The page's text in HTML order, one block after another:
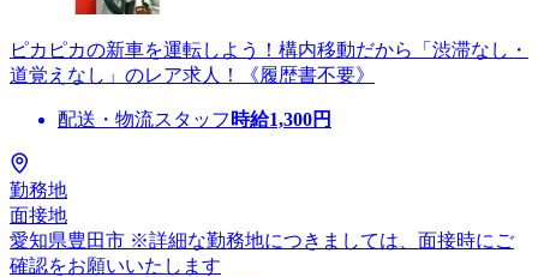
ピカピカの新車を運転しよう！構内移動だから「渋滞なし・
道覚えなし」のレア求人！《履歴書不要》
配送・物流スタッフ 時給1,300円
勤務地
面接地
愛知県豊田市 ※詳細な勤務地につきましては、面接時にご
確認をお願いいたします